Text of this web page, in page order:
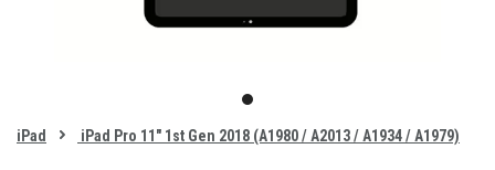
item
0
of
iPad iPad Pro 11" 1st Gen 2018 (A1980 / A2013 / A1934 / A1979)